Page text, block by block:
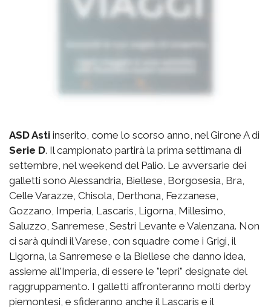
ASD Asti inserito, come lo scorso anno, nel Girone A di
Serie D. Il campionato partirà la prima settimana di
settembre, nel weekend del Palio. Le avversarie dei
galletti sono Alessandria, Biellese, Borgosesia, Bra,
Celle Varazze, Chisola, Derthona, Fezzanese,
Gozzano, Imperia, Lascaris, Ligorna, Millesimo,
Saluzzo, Sanremese, Sestri Levante e Valenzana. Non
ci sarà quindi il Varese, con squadre come i Grigi, il
Ligorna, la Sanremese e la Biellese che danno idea,
assieme all'Imperia, di essere le "lepri" designate del
raggruppamento. I galletti affronteranno molti derby
piemontesi, e sfideranno anche il Lascaris e il